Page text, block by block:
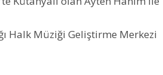
Halk Müziği Geliştirme Merkezi